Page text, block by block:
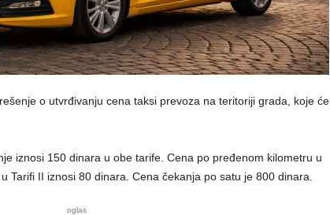
o utvrđivanju cena taksi prevoza na teritoriji grada, koje će
iznosi 150 dinara u obe tarife. Cena po pređenom kilometru u
Tarifi II iznosi 80 dinara. Cena čekanja po satu je 800 dinara.
oglas